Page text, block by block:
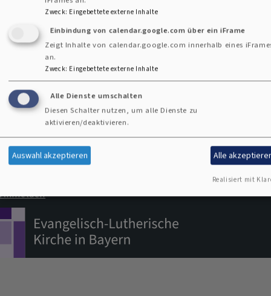
das
Fußbereichsmenü
Impressum
Kontakt
Cookie-Einstellungen
Newsletter
Datenschutzerklärung
Barrierefreiheitserklärung
Benutzermenü
Anmelden
Zweck: Eingebettete externe Inhalte
Einbindung von calendar.google.com über ein iFrame
Zeigt Inhalte von calendar.google.com innerhalb eines
an.
Zweck: Eingebettete externe Inhalte
Alle Dienste umschalten
Diesen Schalter nutzen, um alle Dienste zu
aktivieren/deaktivieren.
Auswahl akzeptieren Alle
Realisiert mit